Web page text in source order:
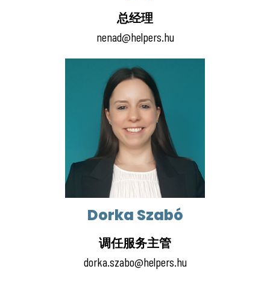
总经理
nenad@helpers.hu
Dorka Szabó
调任服务主管
dorka.szabo@helpers.hu